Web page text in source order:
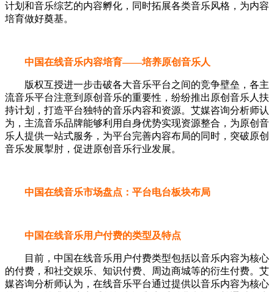
计划和音乐综艺的内容孵化，同时拓展各类音乐风格，为内容
培育做好奠基。
中国在线音乐内容培育——培养原创音乐人
版权互授进一步击破各大音乐平台之间的竞争壁垒，各主
流音乐平台注意到原创音乐的重要性，纷纷推出原创音乐人扶
持计划，打造平台独特的音乐内容和资源。艾媒咨询分析师认
为，主流音乐品牌能够利用自身优势实现资源整合，为原创音
乐人提供一站式服务，为平台完善内容布局的同时，突破原创
音乐发展掣肘，促进原创音乐行业发展。
中国在线音乐市场盘点：平台电台板块布局
中国在线音乐用户付费的类型及特点
目前，中国在线音乐用户付费类型包括以音乐内容为核心
的付费，和社交娱乐、知识付费、周边商城等的衍生付费。艾
媒咨询分析师认为，在线音乐平台通过提供以音乐内容为核心